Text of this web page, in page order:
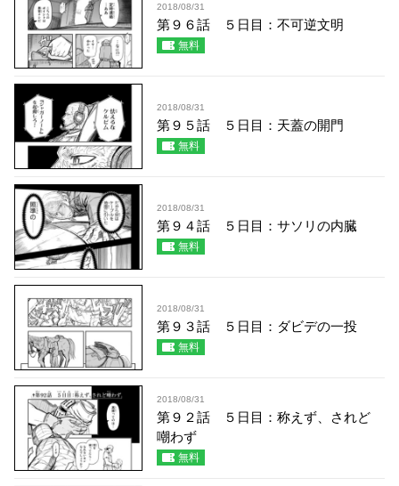
2018/08/31
第９６話 ５日目：不可逆文明
無料
2018/08/31
第９５話 ５日目：天蓋の開門
無料
2018/08/31
第９４話 ５日目：サソリの内臓
無料
2018/08/31
第９３話 ５日目：ダビデの一投
無料
2018/08/31
第９２話 ５日目：称えず、されど
嘲わず
無料